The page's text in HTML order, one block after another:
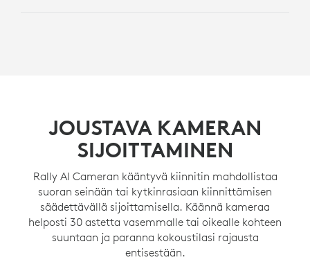
JOUSTAVA KAMERAN
SIJOITTAMINEN
Rally AI Cameran kääntyvä kiinnitin mahdollistaa
suoran seinään tai kytkinrasiaan kiinnittämisen
säädettävällä sijoittamisella. Käännä kameraa
helposti 30 astetta vasemmalle tai oikealle kohteen
suuntaan ja paranna kokoustilasi rajausta
entisestään.